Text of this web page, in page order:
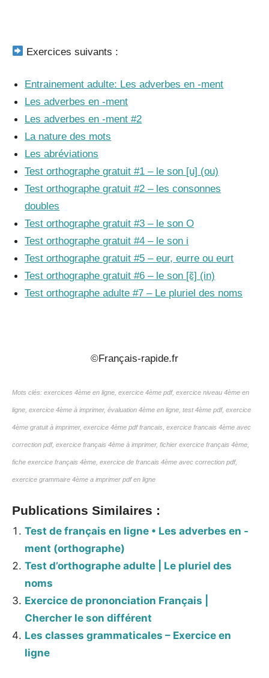
Exercices suivants :
Entrainement adulte: Les adverbes en -ment
Les adverbes en -ment
Les adverbes en -ment #2
La nature des mots
Les abréviations
Test orthographe gratuit #1 – le son [u] (ou)
Test orthographe gratuit #2 – les consonnes
doubles
Test orthographe gratuit #3 – le son O
Test orthographe gratuit #4 – le son i
Test orthographe gratuit #5 – eur, eurre ou eurt
Test orthographe gratuit #6 – le son [ɛ̃] (in)
Test orthographe adulte #7 – Le pluriel des noms
©Français-rapide.fr
Mots clés: exercices 4ème en ligne, exercice 4ème pdf, exercice niveau 4ème en
ligne, exercice 4ème à imprimer, évaluation 4ème en ligne, test 4ème pdf, exercice
4ème gratuit à imprimer, exercice 4ème pdf francais, exercice francais 4ème avec
correction pdf, exercice français 4ème à imprimer, fichier exercice français 4ème,
fiche exercice français 4ème, exercice de francais 4ème avec correction pdf,
exercice grammaire 4ème a imprimer pdf en ligne
Publications Similaires :
Test de français en ligne • Les adverbes en -
ment (orthographe)
Test d’orthographe adulte | Le pluriel des
noms
Exercice de prononciation Français |
Chercher le son différent
Les classes grammaticales – Exercice en
ligne